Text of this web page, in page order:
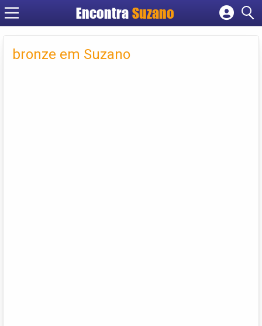
EncontraSuzano
Cadastrar empresa
Criar conta
bronze em Suzano